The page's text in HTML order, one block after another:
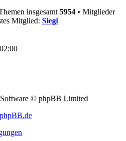
insgesamt 5954 • Mitglieder
Mitglied: Siegi
© phpBB Limited
phpBB.de